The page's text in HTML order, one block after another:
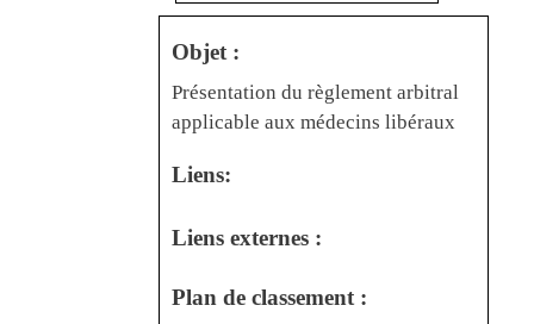
Objet :
Présentation du règlement arbitral
applicable aux médecins libéraux
Liens:
Liens externes :
Plan de classement :